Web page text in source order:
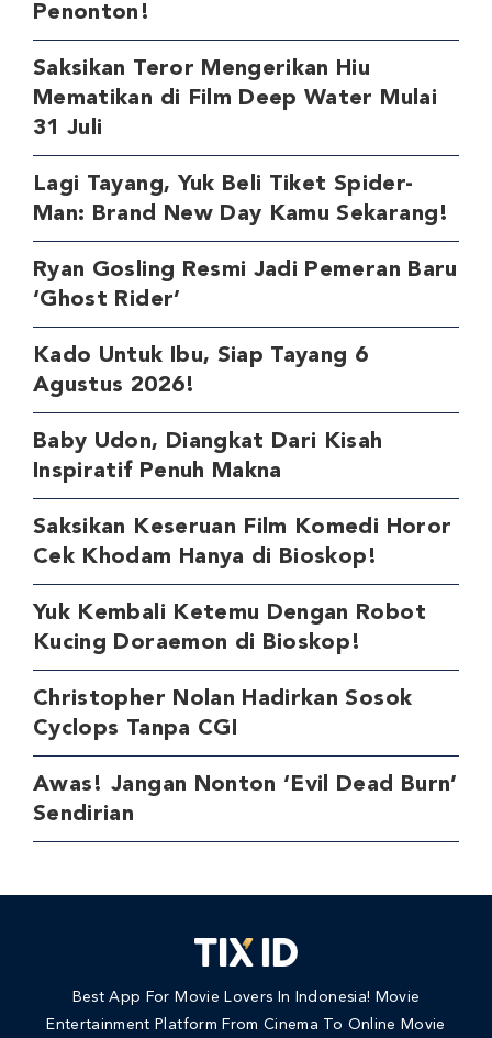
Penonton!
Saksikan Teror Mengerikan Hiu
Mematikan di Film Deep Water Mulai
31 Juli
Lagi Tayang, Yuk Beli Tiket Spider-
Man: Brand New Day Kamu Sekarang!
Ryan Gosling Resmi Jadi Pemeran Baru
‘Ghost Rider’
Kado Untuk Ibu, Siap Tayang 6
Agustus 2026!
Baby Udon, Diangkat Dari Kisah
Inspiratif Penuh Makna
Saksikan Keseruan Film Komedi Horor
Cek Khodam Hanya di Bioskop!
Yuk Kembali Ketemu Dengan Robot
Kucing Doraemon di Bioskop!
Christopher Nolan Hadirkan Sosok
Cyclops Tanpa CGI
Awas! Jangan Nonton ‘Evil Dead Burn’
Sendirian
Best App For Movie Lovers In Indonesia! Movie
Entertainment Platform From Cinema To Online Movie